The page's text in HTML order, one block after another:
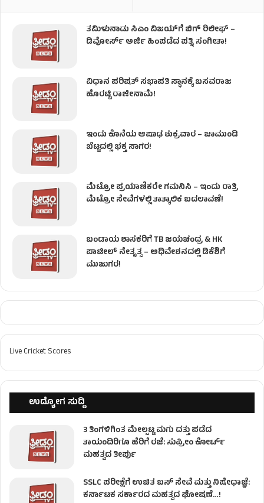
ತಮಿಳುನಾಡು ಸಿಎಂ ವಿಜಯ್‌ಗೆ ಬಿಗ್ ರಿಲೀಫ್ –
ಡಿವೋರ್ಸ್ ಅರ್ಜಿ ಹಿಂಪಡೆದ ಪತ್ನಿ ಸಂಗೀತಾ!
ವಿಧಾನ ಪರಿಷತ್ ಸಭಾಪತಿ ಸ್ಥಾನಕ್ಕೆ ಬಸವರಾಜ
ಹೊರಟ್ಟಿ ರಾಜೀನಾಮೆ!
ಇಂದು ಕೊನೆಯ ಆಷಾಢ ಶುಕ್ರವಾರ – ಚಾಮುಂಡಿ
ಬೆಟ್ಟದಲ್ಲಿ ಭಕ್ತ ಸಾಗರ!
ಮೆಟ್ರೋ ಪ್ರಯಾಣಿಕರೇ ಗಮನಿಸಿ – ಇಂದು ರಾತ್ರಿ
ಮೆಟ್ರೋ ಸೇವೆಗಳಲ್ಲಿ ತಾತ್ಕಾಲಿಕ ಬದಲಾವಣೆ!
ಬಂಡಾಯ ಶಾಸಕರಿಗೆ TB ಜಯಚಂದ್ರ & HK
ಪಾಟೀಲ್ ನೇತೃತ್ವ – ಅಧಿವೇಶನದಲ್ಲಿ ಡಿಕೆಶಿಗೆ
ಮುಜುಗರ!
Live Cricket Scores
ಉದ್ಯೋಗ ಸುದ್ದಿ
3 ತಿಂಗಳಿಗಿಂತ ಮೇಲ್ಪಟ್ಟ ಮಗು ದತ್ತು ಪಡೆದ
ತಾಯಂದಿರಿಗೂ ಹೆರಿಗೆ ರಜೆ: ಸುಪ್ರೀಂ ಕೋರ್ಟ್
ಮಹತ್ವದ ತೀರ್ಪು
SSLC ಪರೀಕ್ಷೆಗೆ ಉಚಿತ ಬಸ್ ಸೇವೆ ಮತ್ತು ನಿಷೇಧಾಜ್ಞೆ:
ಕರ್ನಾಟಕ ಸರ್ಕಾರದ ಮಹತ್ವದ ಘೋಷಣೆ…!